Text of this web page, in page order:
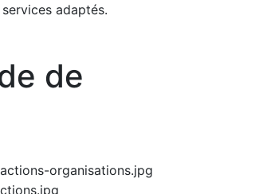
adaptés.
de